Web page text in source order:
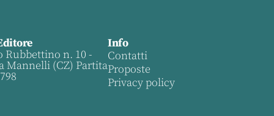
Rubbettino n. 10 -
Mannelli (CZ) Partita
Info
Contatti
Proposte
Privacy policy